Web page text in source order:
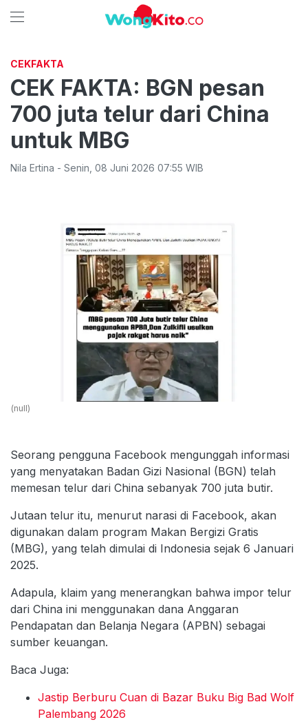
CEKFAKTA
CEK FAKTA: BGN pesan
700 juta telur dari China
untuk MBG
Nila Ertina - Senin 08 Juni 2026 07:55 WIB
(null)
Seorang pengguna Facebook mengunggah informasi
yang menyatakan Badan Gizi Nasional (BGN) telah
memesan telur dari China sebanyak 700 juta butir.
Jutaan telur itu, menurut narasi di Facebook, akan
digunakan dalam program Makan Bergizi Gratis
(MBG), yang telah dimulai di Indonesia sejak 6 Januari
2025.
Adapula, klaim yang menerangkan bahwa impor telur
dari China ini menggunakan dana Anggaran
Pendapatan dan Belanja Negara (APBN) sebagai
sumber keuangan.
Baca Juga:
Jastip Berburu Cuan di Bazar Buku Big Bad Wolf
Palembang 2026